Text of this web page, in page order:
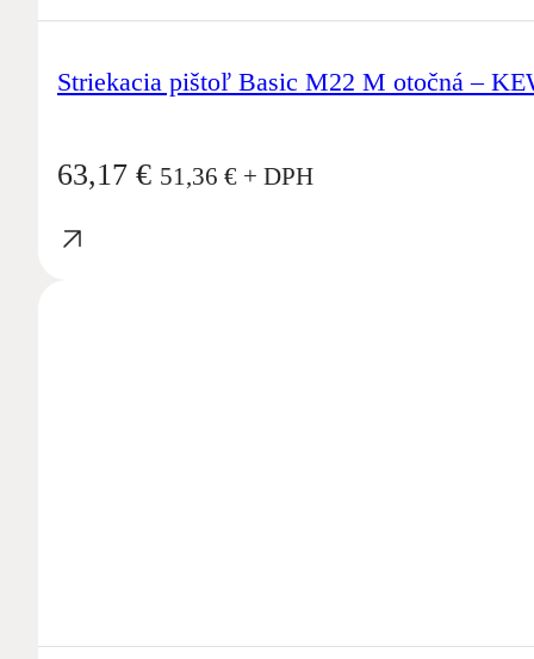
Striekacia pištoľ Basic M22 M otočná –
63,17 € 51,36 € + DPH